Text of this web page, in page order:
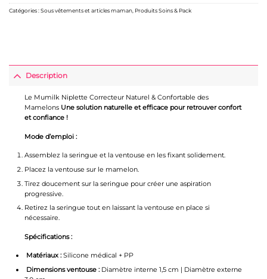
Catégories :Sous vêtements et articles maman Produits Soins & Pack
Description
Le Mumilk Niplette Correcteur Naturel & Confortable des
Mamelons Une solution naturelle et efficace pour retrouver confort
et confiance !
Mode d’emploi :
Assemblez la seringue et la ventouse en les fixant solidement.
Placez la ventouse sur le mamelon.
Tirez doucement sur la seringue pour créer une aspiration
progressive.
Retirez la seringue tout en laissant la ventouse en place si
nécessaire.
Spécifications :
Matériaux :Silicone médical + PP
Dimensions ventouse :Diamètre interne 1,5 cm | Diamètre externe